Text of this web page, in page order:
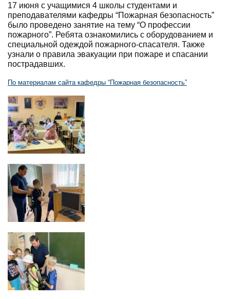
17 июня с учащимися 4 школы студентами и
преподавателями кафедры “Пожарная безопасность”
было проведено занятие на тему “О профессии
пожарного”. Ребята ознакомились с оборудованием и
специальной одеждой пожарного-спасателя. Также
узнали о правила эвакуации при пожаре и спасании
пострадавших.
По материалам сайта кафедры “Пожарная безопасность”